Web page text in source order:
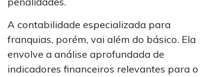
A contabilidade especializada para
franquias, porém, vai além do básico. Ela
envolve a análise aprofundada de
indicadores financeiros relevantes para o